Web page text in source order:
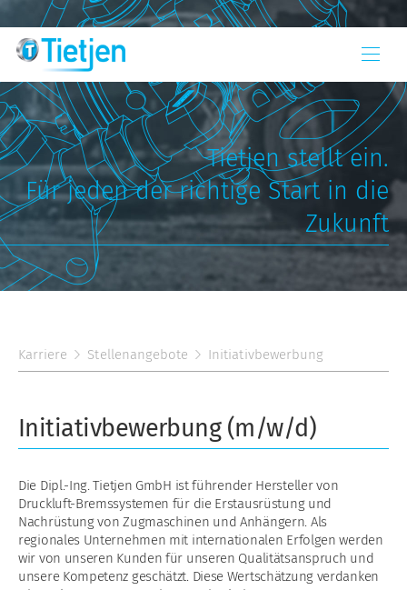
Tietjen stellt ein.
Für jeden der richtige Start in die
Zukunft
Karriere Stellenangebote Initiativbewerbung
Initiativbewerbung (m/w/d)
Die Dipl.-Ing. Tietjen GmbH ist führender Hersteller von
Druckluft-Bremssystemen für die Erstausrüstung und
Nachrüstung von Zugmaschinen und Anhängern. Als
regionales Unternehmen mit internationalen Erfolgen werden
wir von unseren Kunden für unseren Qualitätsanspruch und
unsere Kompetenz geschätzt. Diese Wertschätzung verdanken